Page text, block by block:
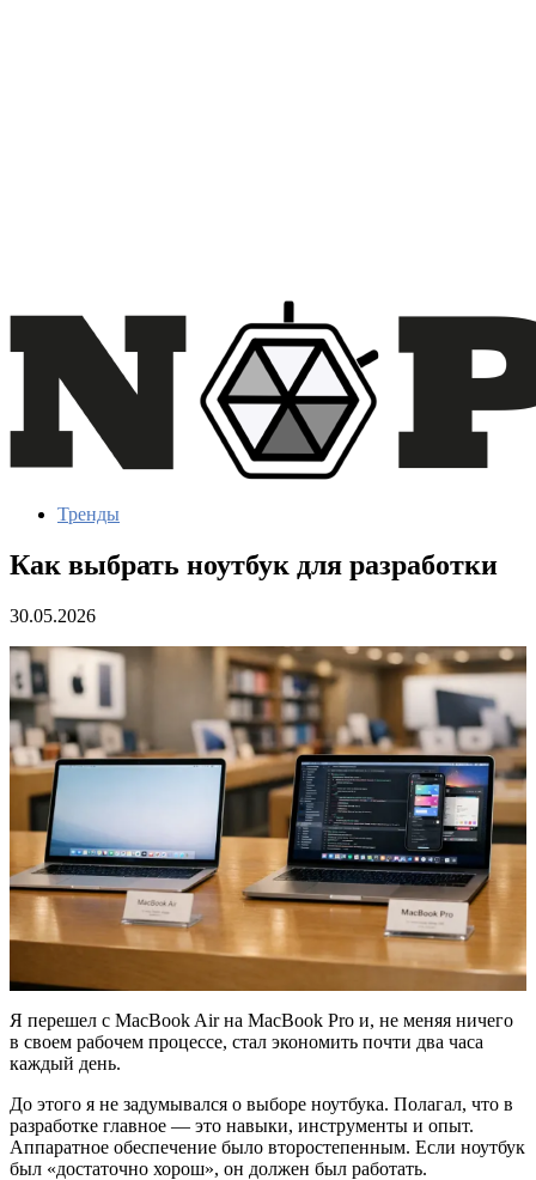
Тренды
Как выбрать ноутбук для разработки
30.05.2026
Я перешел с MacBook Air на MacBook Pro и, не меняя ничего
в своем рабочем процессе, стал экономить почти два часа
каждый день.
До этого я не задумывался о выборе ноутбука. Полагал, что в
разработке главное — это навыки, инструменты и опыт.
Аппаратное обеспечение было второстепенным. Если ноутбук
был «достаточно хорош», он должен был работать.